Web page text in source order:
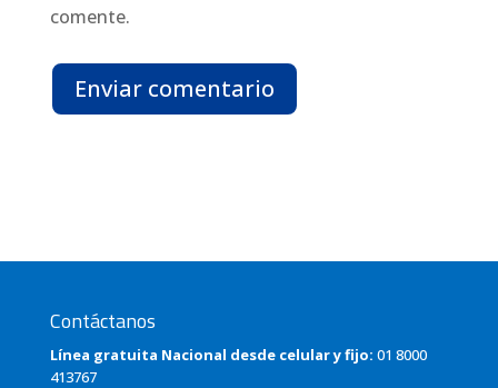
comente.
Enviar comentario
Contáctanos
Línea gratuita Nacional desde celular y fijo: 01 8000
413767